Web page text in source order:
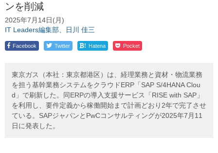
ンを削減
2025年7月14日(月)
IT Leaders編集部、日川 佳三
Facebook Twitter ! Hatena Pocket
東京ガス（本社：東京都港区）は、経理業務と資材・物流業務
を担う基幹業務システムをクラウドERP「SAP S/4HANA Clou
d」で刷新した。同ERPの導入支援サービス「RISE with SAP」
を利用し、要件定義から稼働開始まで計画どおり2年で完了させ
ている。SAPジャパンとPwCコンサルティングが2025年7月11
日に発表した。